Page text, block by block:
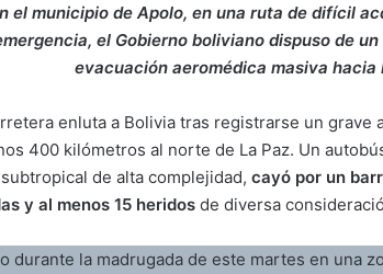
el municipio de Apolo, en una ruta de difícil
el Gobierno boliviano dispuso de
evacuación aeromédica masiva hacia
enluta a Bolivia tras registrarse un
400 kilómetros al norte de La Paz. Un
de alta complejidad, cayó por un
y al menos 15 heridos de diversa
durante la madrugada de este martes en una